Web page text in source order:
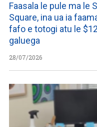
Faasala le pule ma le
Square, ina ua ia
fafo e totogi atu le
galuega
28/07/2026